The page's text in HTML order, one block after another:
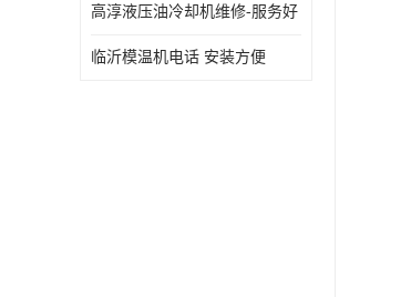
高淳液压油冷却机维修-服务好
临沂模温机电话 安装方便